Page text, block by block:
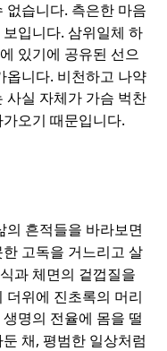
없습니다. 측은한 마음
보입니다.삼위일체 하
있기에 공유된 선으
옵니다. 비천하고 나약
사실 자체가 가슴 벅찬
오기 때문입니다.
의 흔적들을 바라보면
고독을 거느리고 살
과 체면의 겉껍질을
더위에 진초록의 머리
명의 전율에 몸을 떨
채 ,평범한 일상처럼